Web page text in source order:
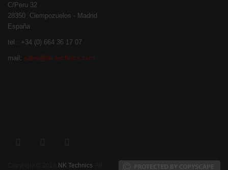
C/Peru 32
28350 Ciempozuelos - Madrid
España
tel.: +34 (0) 664 36 17 07
mail: sales@nk-technics.com
NK Technics